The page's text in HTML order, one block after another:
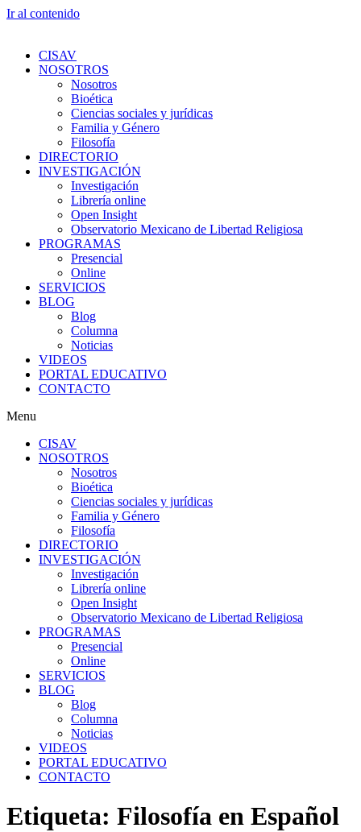
Ir al contenido
CISAV
NOSOTROS
Nosotros
Bioética
Ciencias sociales y jurídicas
Familia y Género
Filosofía
DIRECTORIO
INVESTIGACIÓN
Investigación
Librería online
Open Insight
Observatorio Mexicano de Libertad Religiosa
PROGRAMAS
Presencial
Online
SERVICIOS
BLOG
Blog
Columna
Noticias
VIDEOS
PORTAL EDUCATIVO
CONTACTO
Menu
CISAV
NOSOTROS
Nosotros
Bioética
Ciencias sociales y jurídicas
Familia y Género
Filosofía
DIRECTORIO
INVESTIGACIÓN
Investigación
Librería online
Open Insight
Observatorio Mexicano de Libertad Religiosa
PROGRAMAS
Presencial
Online
SERVICIOS
BLOG
Blog
Columna
Noticias
VIDEOS
PORTAL EDUCATIVO
CONTACTO
Etiqueta: Filosofía en Español